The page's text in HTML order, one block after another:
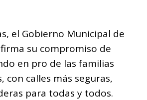
el Gobierno Municipal de
su compromiso de
en pro de las familias
con calles más seguras,
para todas y todos.